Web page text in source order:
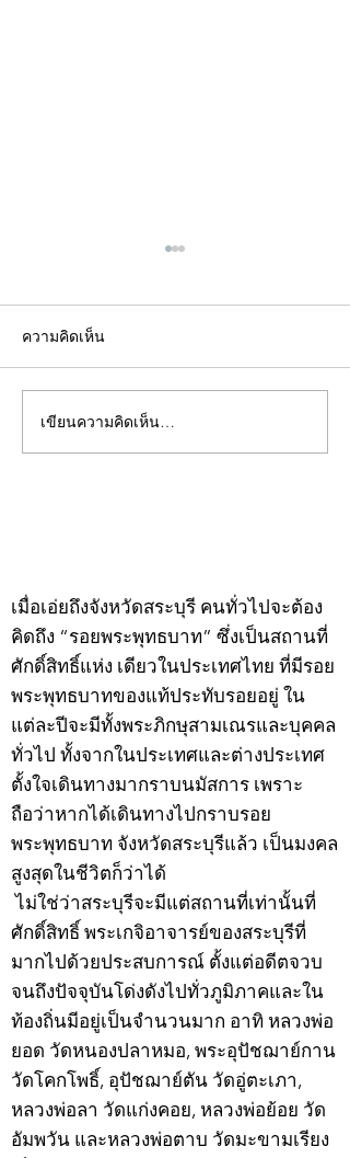
คอลัมน์"จับชีพจรวงการ
พระ"ประจำพุธที่ 29
ความคิดเห็น
เขียนความคิดเห็น…
เมื่อเอ่ยถึงจังหวัดสระบุรี คนทั่วไปจะต้อง
คิดถึง “รอยพระพุทธบาท” ซึ่งเป็นสถานที่
ศักดิ์สิทธิ์แห่ง เดียวในประเทศไทย ที่มีรอย
พระพุทธบาทของแท้ประทับรอยอยู่ ใน
แต่ละปีจะมีทั้งพระภิกษุสามเณรและบุคคล
ทั่วไป ทั้งจากในประเทศและต่างประเทศ
ตั้งใจเดินทางมากราบนมัสการ เพราะ
ถือว่าหากได้เดินทางไปกราบรอย
พระพุทธบาท จังหวัดสระบุรีแล้ว เป็นมงคล
สูงสุดในชีวิตก็ว่าได้
ไม่ใช่ว่าสระบุรีจะมีแต่สถานที่เท่านั้นที่
ศักดิ์สิทธิ์ พระเกจิอาจารย์ของสระบุรีที่
มากไปด้วยประสบการณ์ ตั้งแต่อดีตจวบ
จนถึงปัจจุบันโด่งดังไปทั่วภูมิภาคและใน
ท้องถิ่นมีอยู่เป็นจำนวนมาก อาทิ หลวงพ่อ
ยอด วัดหนองปลาหมอ, พระอุปัชฌาย์กาน
วัดโคกโพธิ์, อุปัชฌาย์ตัน วัดอู่ตะเภา,
หลวงพ่อลา วัดแก่งคอย, หลวงพ่อย้อย วัด
อัมพวัน และหลวงพ่อตาบ วัดมะขามเรียง